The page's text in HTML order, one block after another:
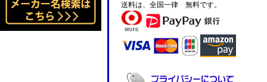
送料は、全国一律 無料です。